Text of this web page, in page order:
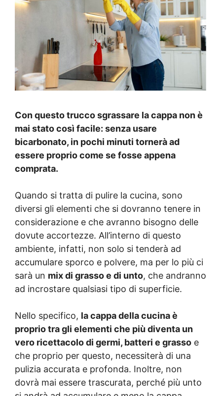
Con questo trucco sgrassare la cappa non è
mai stato così facile: senza usare
bicarbonato, in pochi minuti tornerà ad
essere proprio come se fosse appena
comprata.
Quando si tratta di pulire la cucina, sono
diversi gli elementi che si dovranno tenere in
considerazione e che avranno bisogno delle
dovute accortezze. All’interno di questo
ambiente, infatti, non solo si tenderà ad
accumulare sporco e polvere, ma per lo più ci
sarà un mix di grasso e di unto, che andranno
ad incrostare qualsiasi tipo di superficie.
Nello specifico, la cappa della cucina è
proprio tra gli elementi che più diventa un
vero ricettacolo di germi, batteri e grasso e
che proprio per questo, necessiterà di una
pulizia accurata e profonda. Inoltre, non
dovrà mai essere trascurata, perché più unto